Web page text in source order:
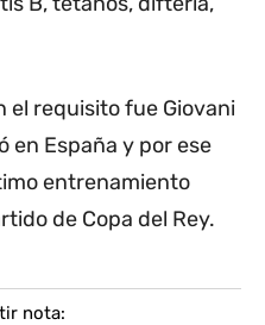
el requisito fue Giovani
en España y por ese
entrenamiento
de Copa del Rey.
nota: